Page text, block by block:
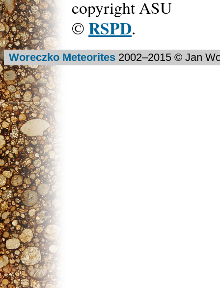
copyright ASU
© RSPD.
Woreczko Meteorites 2002–2015 © Jan